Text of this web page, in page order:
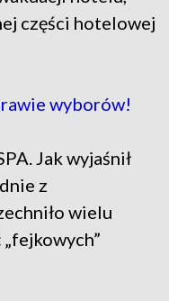
części hotelowej
wyborów!
Jak wyjaśnił
z
wielu